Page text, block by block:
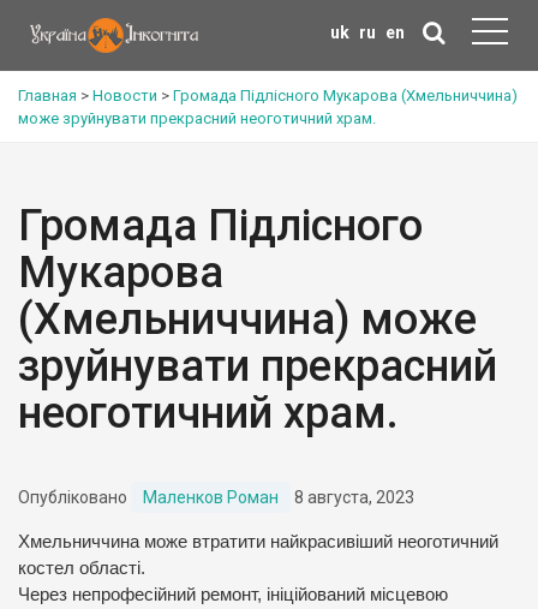
uk ru en
Главная > Новости > Громада Підлісного Мукарова (Хмельниччина)
може зруйнувати прекрасний неоготичний храм.
Громада Підлісного
Мукарова
(Хмельниччина) може
зруйнувати прекрасний
неоготичний храм.
Опубліковано Маленков Роман 8 августа, 2023
Хмельниччина може втратити найкрасивіший неоготичний
костел області.
Через непрофесійний ремонт, ініційований місцевою